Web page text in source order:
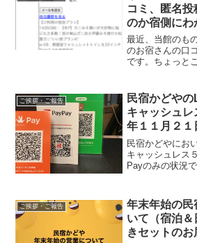
コミ、匿名
のか宿側にわ
るってご存知
最近、当館のも
のお宿さんの口
です。ちょっと
たんですね。楽
予約サイトでの
誰が書いたもの
っています。
ご挨拶・ご報告
民宿かどや
キャッシュ
年１１月２１
す
民宿かどやにお
キャッシュレス
Payのみの状況
なります。
用日の連絡待ち
うしばらくお待
ご挨拶・ご報告
年末年始の民
いて（宿泊
きセットのお